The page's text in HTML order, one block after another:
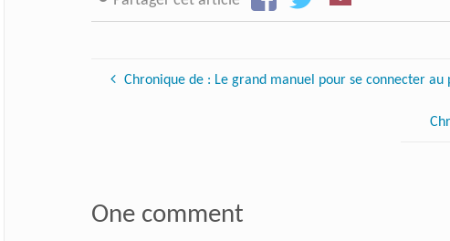
Chronique de : Le grand manuel pour se connecter au
One comment